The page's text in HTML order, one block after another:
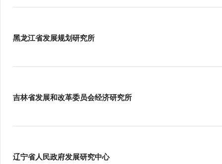
黑龙江省发展规划研究所
吉林省发展和改革委员会经济研究所
辽宁省人民政府发展研究中心